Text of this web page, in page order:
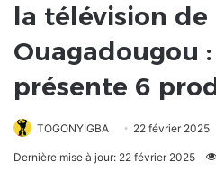
la télévision de
Ouagadougou :
présente 6
TOGONYIGBA 22 février 2025
Dernière mise à jour: 22 février 2025